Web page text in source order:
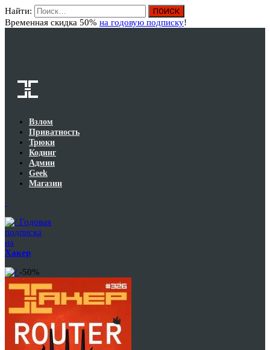
Найти:
Временная скидка 50% на годовую подписку!
Взлом
Приватность
Трюки
Кодинг
Админ
Geek
Магазин
Годовая
подписка
на
Хакер
-50%